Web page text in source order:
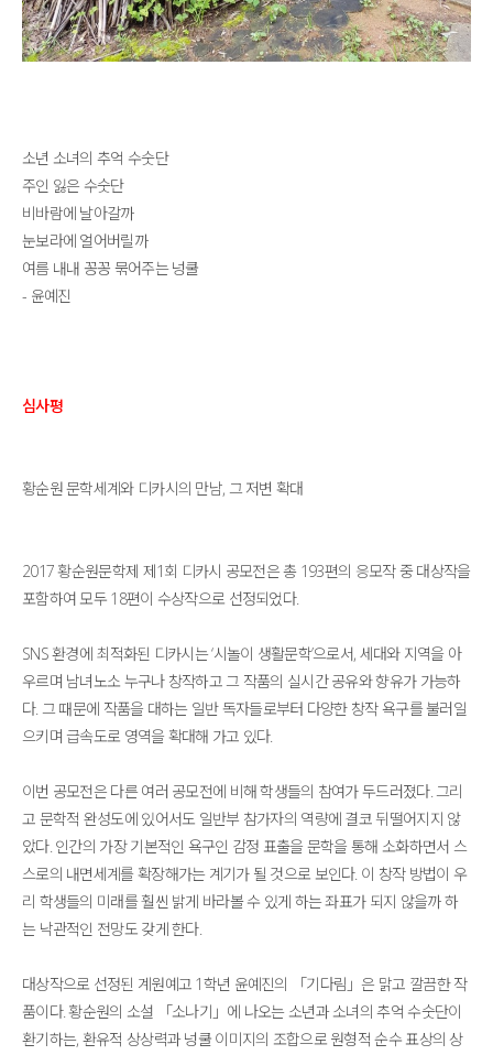
소년 소녀의 추억 수숫단
주인 잃은 수숫단
비바람에 날아갈까
눈보라에 얼어버릴까
여름 내내 꽁꽁 묶어주는 넝쿨
- 윤예진
심사평
황순원 문학세계와 디카시의 만남, 그 저변 확대
2017 황순원문학제 제1회 디카시 공모전은 총 193편의 응모작 중 대상작을
포함하여 모두 18편이 수상작으로 선정되었다.
SNS 환경에 최적화된 디카시는 ‘시놀이 생활문학’으로서, 세대와 지역을 아
우르며 남녀노소 누구나 창작하고 그 작품의 실시간 공유와 향유가 가능하
다. 그 때문에 작품을 대하는 일반 독자들로부터 다양한 창작 욕구를 불러일
으키며 급속도로 영역을 확대해 가고 있다.
이번 공모전은 다른 여러 공모전에 비해 학생들의 참여가 두드러졌다. 그리
고 문학적 완성도에 있어서도 일반부 참가자의 역량에 결코 뒤떨어지지 않
았다. 인간의 가장 기본적인 욕구인 감정 표출을 문학을 통해 소화하면서 스
스로의 내면세계를 확장해가는 계기가 될 것으로 보인다. 이 창작 방법이 우
리 학생들의 미래를 훨씬 밝게 바라볼 수 있게 하는 좌표가 되지 않을까 하
는 낙관적인 전망도 갖게 한다.
대상작으로 선정된 계원예고 1학년 윤예진의 「기다림」은 맑고 깔끔한 작
품이다. 황순원의 소설 「소나기」에 나오는 소년과 소녀의 추억 수숫단이
환기하는, 환유적 상상력과 넝쿨 이미지의 조합으로 원형적 순수 표상의 상